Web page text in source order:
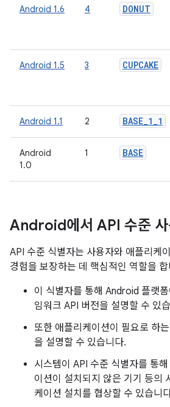
Android 1.6 4 DONUT
Android 1.5 3 CUPCAKE
Android 1.1 2 BASE_1_1
Android
1.0
1 BASE
Android에서 API 수준 사
API 수준 식별자는 사용자와 애플리케
경험을 보장하는 데 핵심적인 역할을
이 식별자를 통해 Android 플랫
임워크 API 버전을 설명할 수 있
또한 애플리케이션이 필요로 하
을 설명할 수 있습니다.
시스템이 API 수준 식별자를 통
이션이 설치되지 않은 기기 등의
케이션 설치를 협상할 수 있습니